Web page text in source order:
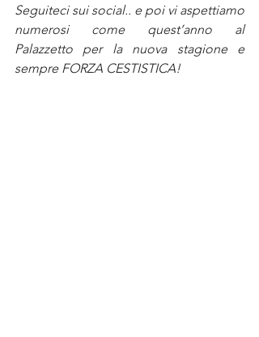
Seguiteci sui social.. e poi vi aspettiamo
numerosi come quest’anno al
Palazzetto per la nuova stagione e
sempre FORZA CESTISTICA!